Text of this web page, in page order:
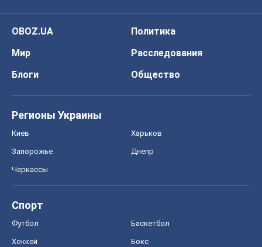
OBOZ.UA
Политика
Мир
Расследования
Блоги
Общество
Регионы Украины
Киев Харьков
Запорожье Днепр
Черкассы
Спорт
Футбол Баскетбол
Хоккей Бокс